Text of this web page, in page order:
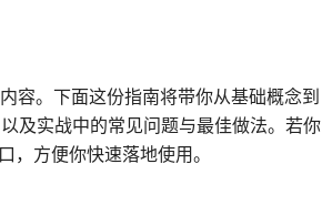
容。下面这份指南将带你从基础概念到
及实战中的常见问题与最佳做法。若你
方便你快速落地使用。